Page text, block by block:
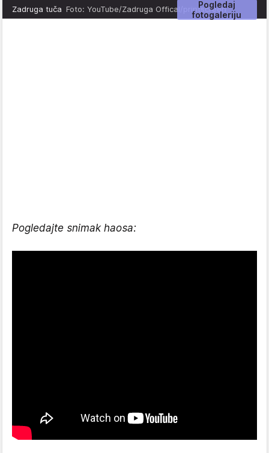
Pogledaj
fotogaleriju
Zadruga tuča Foto: YouTube/Zadruga Offical/printscreen
Pogledajte snimak haosa: